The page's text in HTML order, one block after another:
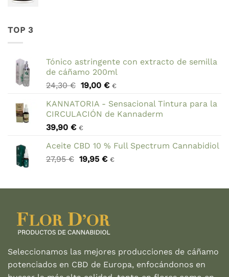
TOP 3
Tónico astringente con extracto de semilla
de cáñamo 200ml
24,30€ El
original
era:
24,30 €.
19,00 €El
actual
es:
€
KANNATORIA - Sensacional Tintura para la
CIRCULACIÓN de Kannaderm
39,90 € €
Aceite CBD 10 % Full Spectrum Cannabidiol
27,95€ El
era:
19,95 €El
es:
€
Seleccionamos las mejores producciones de cáñamo
potenciados en CBD de Europa, enfocándonos en